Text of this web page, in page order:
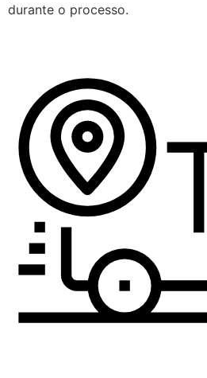
durante o processo.